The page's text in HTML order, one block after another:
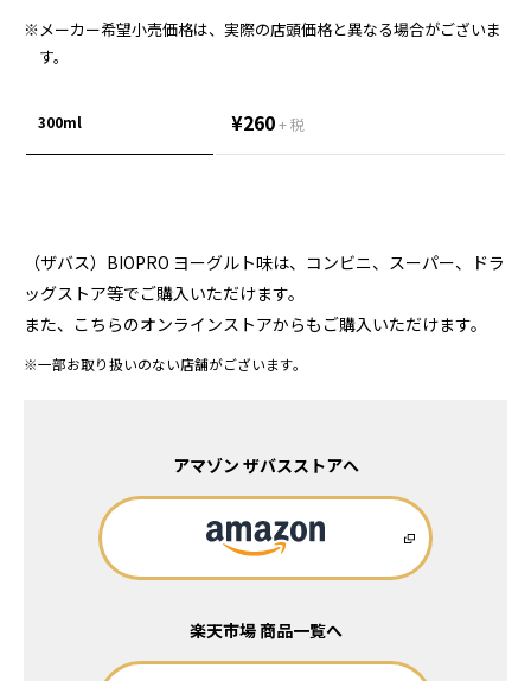
※メーカー希望小売価格は、実際の店頭価格と異なる場合がございま
す。
300ml ¥260+ 税
（ザバス）BIOPRO ヨーグルト味は、コンビニ、スーパー、ドラ
ッグストア等でご購入いただけます。
また、こちらのオンラインストアからもご購入いただけます。
※一部お取り扱いのない店舗がございます。
アマゾン ザバスストアへ
楽天市場 商品一覧へ